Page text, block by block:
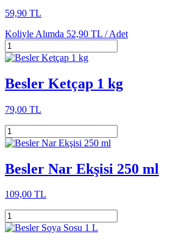
59,90 TL
Koliyle Alımda 52,90 TL /Adet
Besler Ketçap 1 kg
79,00 TL
Besler Nar Ekşisi 250 ml
109,00 TL